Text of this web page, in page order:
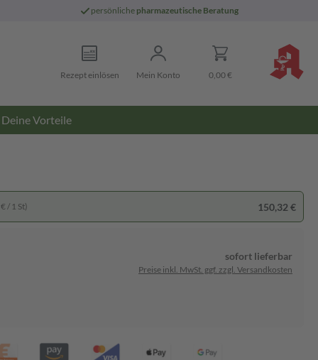
persönliche pharmazeutische Beratung
Rezept einlösen Mein Konto 0,00 €
Deine Vorteile
/ 1 St) 150,32 €
sofort lieferbar
Preise inkl. MwSt. ggf. zzgl. Versandkosten